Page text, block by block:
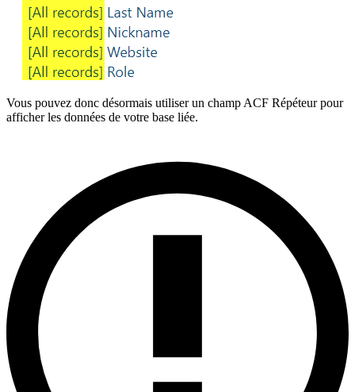
Vous pouvez donc désormais utiliser un champ ACF Répéteur pour
afficher les données de votre base liée.